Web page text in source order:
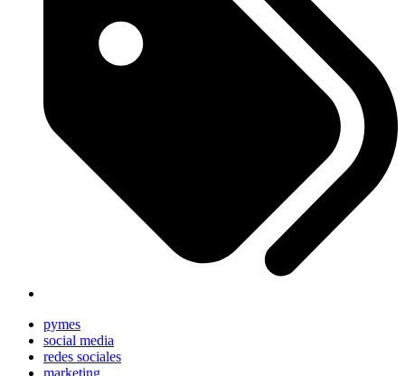
pymes
social media
redes sociales
marketing